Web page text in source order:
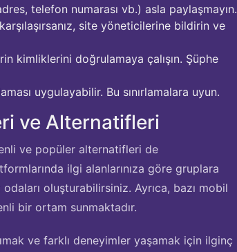
telefon numarası vb.) asla paylaşmayın.
site yöneticilerine bildirin ve
kimliklerini doğrulamaya çalışın. Şüphe
uygulayabilir. Bu sınırlamalara uyun.
ve Alternatifleri
ve popüler alternatifleri de
ilgi alanlarınıza göre gruplara
oluşturabilirsiniz. Ayrıca, bazı mobil
bir ortam sunmaktadır.
ve farklı deneyimler yaşamak için ilginç